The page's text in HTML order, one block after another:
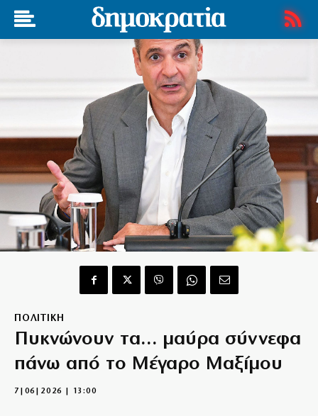
ΠΟΛΙΤΙΚΗ
Πυκνώνουν τα… μαύρα σύννεφα
πάνω από το Μέγαρο Μαξίμου
7|06|2026 | 13:00